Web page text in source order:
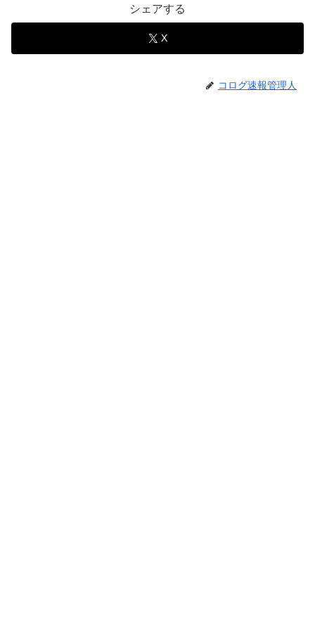
シェアする
X
コログ速報管理人